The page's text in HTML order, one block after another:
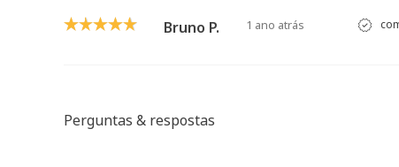
Bruno P. 1 ano atrás
Perguntas & respostas